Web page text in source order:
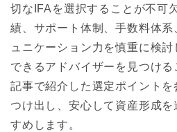
切なIFAを選択することが不可
績、サポート体制、手数料体系
ュニケーション力を慎重に検
できるアドバイザーを見つけ
記事で紹介した選定ポイント
つけ出し、安心して資産形成
すめします。